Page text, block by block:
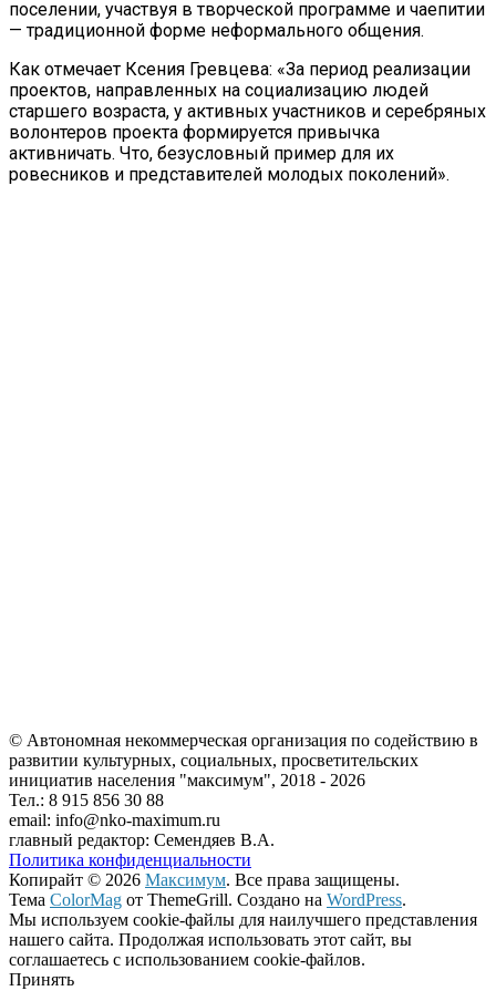
поселении, участвуя в творческой программе и чаепитии
— традиционной форме неформального общения.
Как отмечает Ксения Гревцева: «За период реализации
проектов, направленных на социализацию людей
старшего возраста, у активных участников и серебряных
волонтеров проекта формируется привычка
активничать. Что, безусловный пример для их
ровесников и представителей молодых поколений».
© Автономная некоммерческая организация по содействию в
развитии культурных, социальных, просветительских
инициатив населения "максимум", 2018 - 2026
Тел.: 8 915 856 30 88
email: info@nko-maximum.ru
главный редактор: Семендяев В.А.
Политика конфиденциальности
Копирайт © 2026 Максимум. Все права защищены.
Тема ColorMag от ThemeGrill. Создано на WordPress.
Мы используем cookie-файлы для наилучшего представления
нашего сайта. Продолжая использовать этот сайт, вы
соглашаетесь с использованием cookie-файлов.
Принять